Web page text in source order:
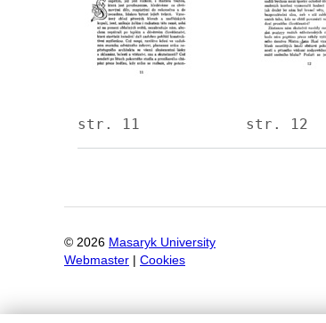
str. 11 str. 12
© 2026 Masaryk University
Webmaster
Cookies